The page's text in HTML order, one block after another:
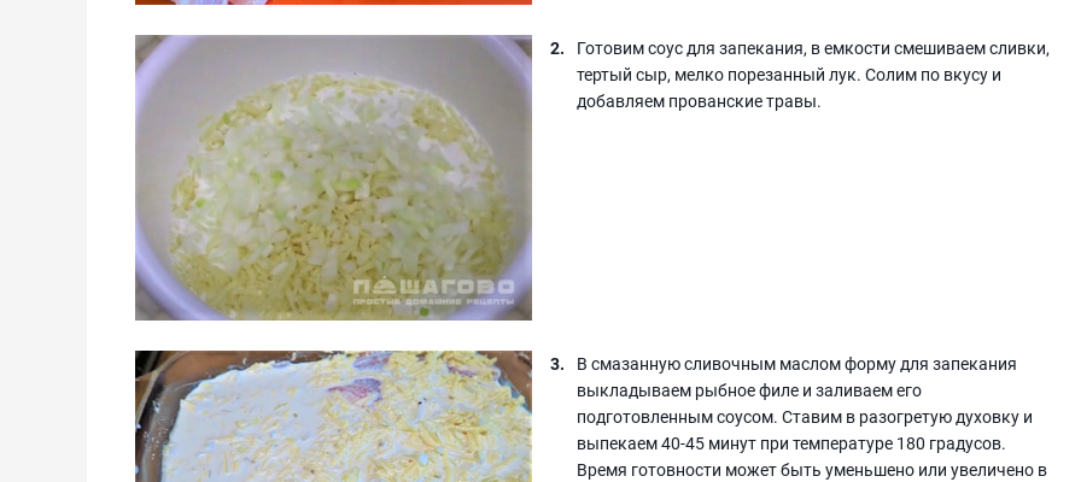
Готовим соус для запекания, в емкости смешиваем сливки,
тертый сыр, мелко порезанный лук. Солим по вкусу и
добавляем прованские травы.
В смазанную сливочным маслом форму для запекания
выкладываем рыбное филе и заливаем его
подготовленным соусом. Ставим в разогретую духовку и
выпекаем 40-45 минут при температуре 180 градусов.
Время готовности может быть уменьшено или увеличено в